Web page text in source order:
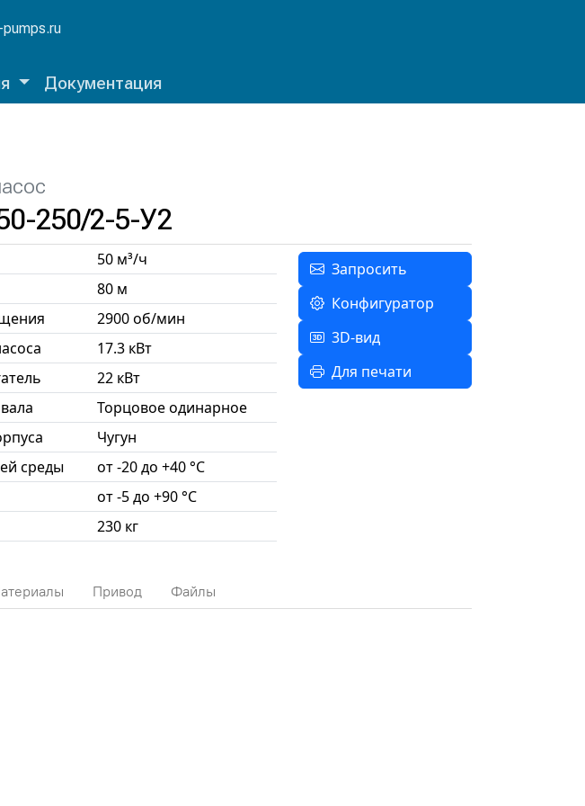
Документация
250/2-5-У2
50 м³/ч
80 м
2900 об/мин
17.3 кВт
22 кВт
Торцовое одинарное
Чугун
среды
от -20 до +40 °С
от -5 до +90 °С
230 кг
Запросить
Конфигуратор
3D-вид
Для печати
Привод Файлы